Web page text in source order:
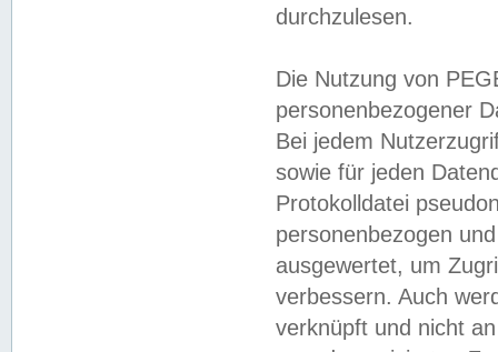
durchzulesen.
Die Nutzung von
personenbezogener
Bei jedem
sowie für jeden
Protokolldatei
personenbezogen
ausgewertet, um
verbessern. Auch
verknüpft und nicht